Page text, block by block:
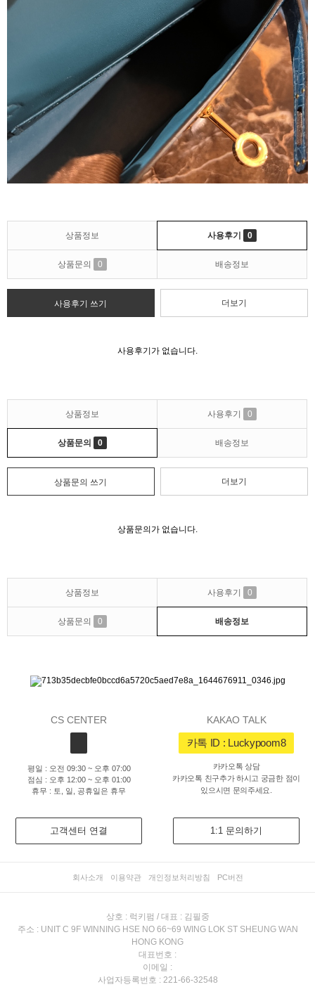
상품정보 사용후기 0
상품문의 0 배송정보
사용후기 쓰기 더보기
사용후기가 없습니다.
상품정보 사용후기 0
상품문의 0 배송정보
상품문의 쓰기 더보기
상품문의가 없습니다.
상품정보 사용후기 0
상품문의 0 배송정보
CS CENTER
평일 : 오전 09:30 ~ 오후 07:00
점심 : 오후 12:00 ~ 오후 01:00
휴무 : 토, 일, 공휴일은 휴무
KAKAO TALK
카톡 ID : Luckypoom8
카카오톡 상담
카카오톡 친구추가 하시고 궁금한 점이
있으시면 문의주세요.
고객센터 연결 1:1 문의하기
회사소개 이용약관 개인정보처리방침 PC버전
상호 : 럭키펌 / 대표 : 김필중
주소 : UNIT C 9F WINNING HSE NO 66~69 WING LOK ST SHEUNG WAN
HONG KONG
대표번호 :
이메일 :
사업자등록번호 : 221-66-32548